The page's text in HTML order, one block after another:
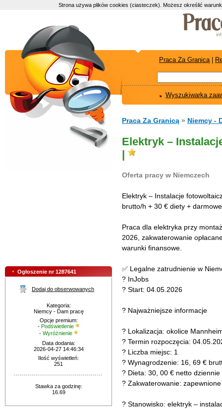
Praca Za Granicą|
Wyszukiwarka
Praca Za Granicą » Niemcy -
Elektryk –
|
Oferta pracy w Niemczech
Elektryk – Instalacje
brutto/h + 30 € diety +
Praca dla elektryka przy
2026, zakwaterowanie
warunki finansowe.
✅ Legalne zatrudnienie w
? InJobs
? Start: 04.05.2026
? Najważniejsze informacje
? Lokalizacja: okolice
? Termin rozpoczęcia:
? Liczba miejsc: 1
? Wynagrodzenie: 16, 69 €
?️ Dieta: 30, 00 € netto dziennie
? Zakwaterowanie:
?️ Stanowisko: elektryk –
Ogłoszenie nr 1287641
Dodaj do obserwowanych
Kategoria:
Niemcy - Dam pracę
Opcje premium:
- Podświetlenie
- Wyróżnienie
Data dodania:
2026-04-27 14:46:34
Ilość wyświetleń:
251
Stawka za godzinę:
16.69
Strona używa plików cookies (ciasteczek). Możesz określić